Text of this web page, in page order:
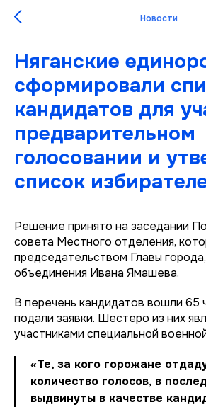
Новости
Няганские
сформировали
кандидатов для
предварительном
голосовании и
список
Решение принято на заседании
совета Местного отделения,
председательством Главы
объединения Ивана Ямашева.
В перечень кандидатов вошли 65
подали заявки. Шестеро из них
участниками специальной
«Те, за кого горожане
количество голосов, в
выдвинуты в качестве